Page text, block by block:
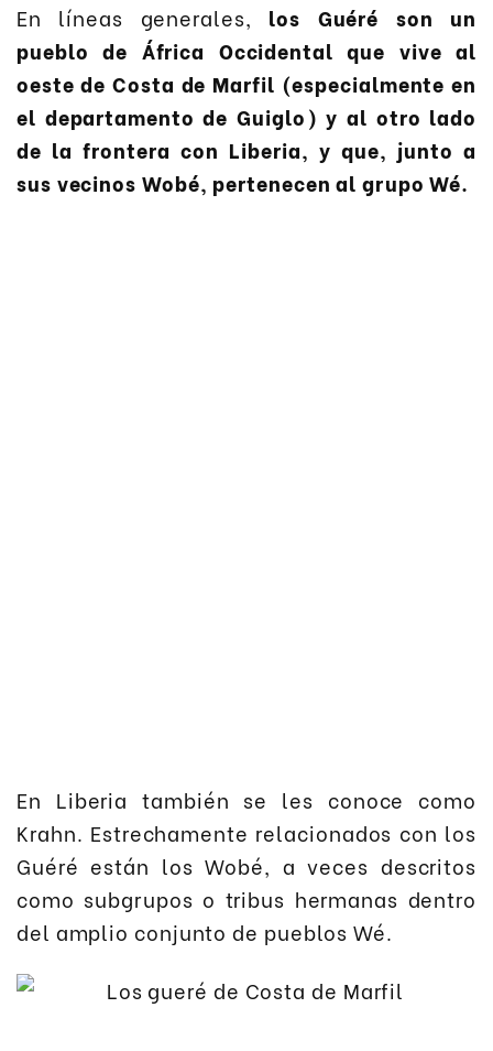
En líneas generales, los Guéré son un
pueblo de África Occidental que vive al
oeste de Costa de Marfil (especialmente en
el departamento de Guiglo) y al otro lado
de la frontera con Liberia, y que, junto a
sus vecinos Wobé, pertenecen al grupo Wé.
En Liberia también se les conoce como
Krahn. Estrechamente relacionados con los
Guéré están los Wobé, a veces descritos
como subgrupos o tribus hermanas dentro
del amplio conjunto de pueblos Wé.